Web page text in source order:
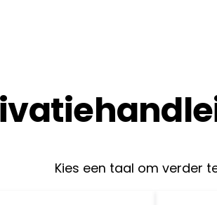
Kies een taal om verder